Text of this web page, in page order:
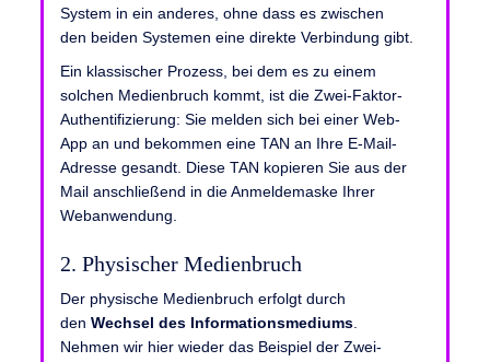
System in ein anderes, ohne dass es zwischen
den beiden Systemen eine direkte Verbindung gibt.
Ein klassischer Prozess, bei dem es zu einem
solchen Medienbruch kommt, ist die Zwei-Faktor-
Authentifizierung: Sie melden sich bei einer Web-
App an und bekommen eine TAN an Ihre E-Mail-
Adresse gesandt. Diese TAN kopieren Sie aus der
Mail anschließend in die Anmeldemaske Ihrer
Webanwendung.
2. Physischer Medienbruch
Der physische Medienbruch erfolgt durch
den Wechsel des Informationsmediums
Nehmen wir hier wieder das Beispiel der Zwei-